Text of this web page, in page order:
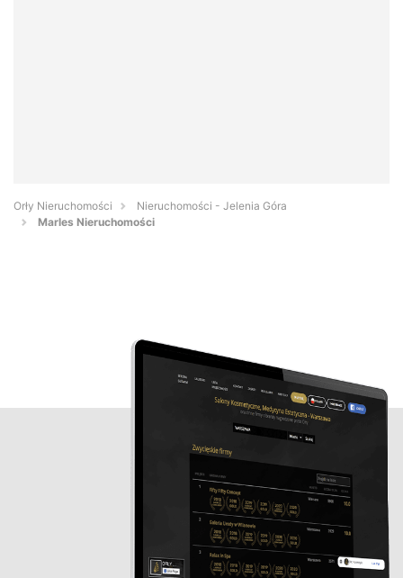
Orły Nieruchomości
Nieruchomości - Jelenia Góra
Marles Nieruchomości